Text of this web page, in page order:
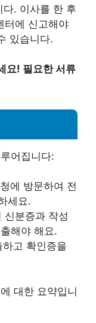
. 이사를 한 후
터에 신고해야
있습니다.
요! 필요한 서류
어집니다:
에 방문하여 전
세요.
신분증과 작성
해야 해요.
고 확인증을
대한 요약입니